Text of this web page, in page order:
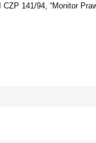
141/94, “Monitor